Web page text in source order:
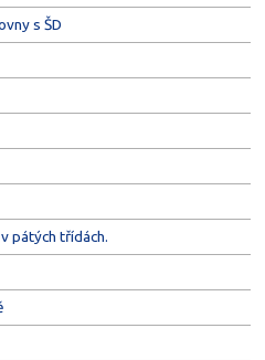
s ŠD
pátých třídách.